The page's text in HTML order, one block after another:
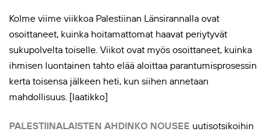
Kolme viime viikkoa Palestiinan Länsirannalla ovat
osoittaneet, kuinka hoitamattomat haavat periytyvät
sukupolvelta toiselle. Viikot ovat myös osoittaneet, kuinka
ihmisen luontainen tahto elää aloittaa parantumisprosessin
kerta toisensa jälkeen heti, kun siihen annetaan
mahdollisuus. [laatikko]
PALESTIINALAISTEN AHDINKO NOUSEE uutisotsikoihin